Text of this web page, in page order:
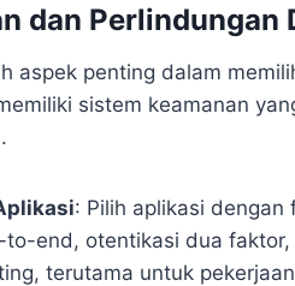
dan Perlindungan
aspek penting dalam
sistem keamanan
: Pilih aplikasi
to-end, otentikasi dua
terutama untuk